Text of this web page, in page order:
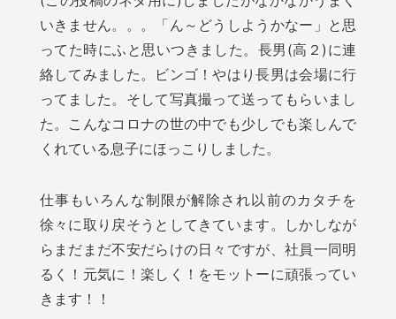
いきません。。。「ん～どうしようかなー」と思
ってた時にふと思いつきました。長男(高２)に連
絡してみました。ビンゴ！やはり長男は会場に行
ってました。そして写真撮って送ってもらいまし
た。こんなコロナの世の中でも少しでも楽しんで
くれている息子にほっこりしました。
仕事もいろんな制限が解除され以前のカタチを
徐々に取り戻そうとしてきています。しかしなが
らまだまだ不安だらけの日々ですが、社員一同明
るく！元気に！楽しく！をモットーに頑張ってい
きます！！